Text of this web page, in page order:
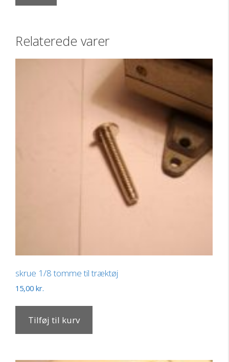
Relaterede varer
skrue 1/8 tomme til træktøj
15,00 kr.
Tilføj til kurv